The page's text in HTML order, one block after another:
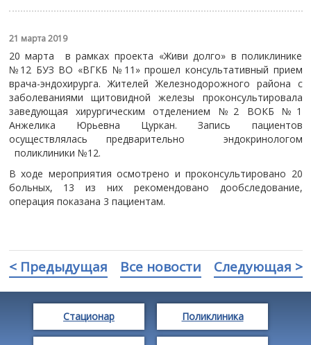
21 марта 2019
20 марта в рамках проекта «Живи долго» в поликлинике
№12 БУЗ ВО «ВГКБ №11» прошел консультативный прием
врача-эндохирурга. Жителей Железнодорожного района с
заболеваниями щитовидной железы проконсультировала
заведующая хирургическим отделением №2 ВОКБ №1
Анжелика Юрьевна Цуркан. Запись пациентов
осуществлялась предварительно эндокринологом
поликлиники №12.
В ходе мероприятия осмотрено и проконсультировано 20
больных, 13 из них рекомендовано дообследование,
операция показана 3 пациентам.
< Предыдущая Все новости Следующая >
Стационар Поликлиника